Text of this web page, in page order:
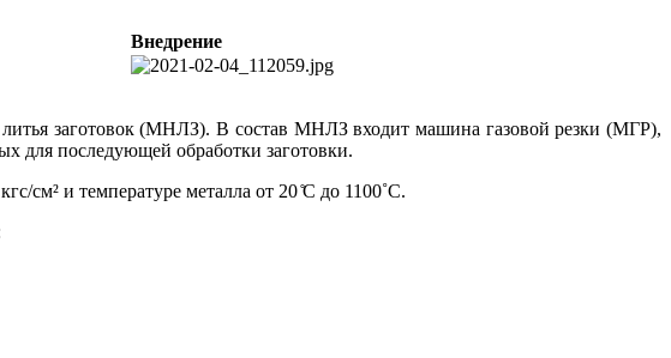
Внедрение
заготовок (МНЛЗ). В состав МНЛЗ входит машина газовой резки (МГР),
для последующей обработки заготовки.
см² и температуре металла от 20 ̊С до 1100˚С.